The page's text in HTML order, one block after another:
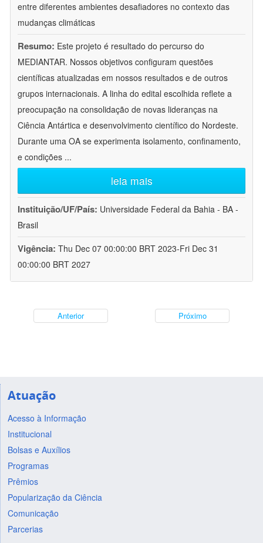
entre diferentes ambientes desafiadores no contexto das
mudanças climáticas
Resumo: Este projeto é resultado do percurso do
MEDIANTAR. Nossos objetivos configuram questões
científicas atualizadas em nossos resultados e de outros
grupos internacionais. A linha do edital escolhida reflete a
preocupação na consolidação de novas lideranças na
Ciência Antártica e desenvolvimento científico do Nordeste.
Durante uma OA se experimenta isolamento, confinamento,
e condições ...
leia mais
Instituição/UF/País: Universidade Federal da Bahia - BA -
Brasil
Vigência: Thu Dec 07 00:00:00 BRT 2023-Fri Dec 31
00:00:00 BRT 2027
Anterior Próximo
Atuação
Acesso à Informação
Institucional
Bolsas e Auxílios
Programas
Prêmios
Popularização da Ciência
Comunicação
Parcerias